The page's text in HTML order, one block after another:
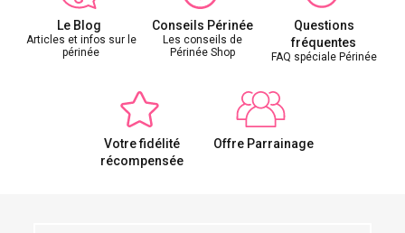
Le Blog
Articles et infos sur le
périnée
Conseils Périnée
Les conseils de
Périnée Shop
Questions
fréquentes
FAQ spéciale Périnée
Votre fidélité
récompensée
Offre Parrainage